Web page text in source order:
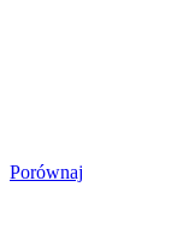
Porównaj